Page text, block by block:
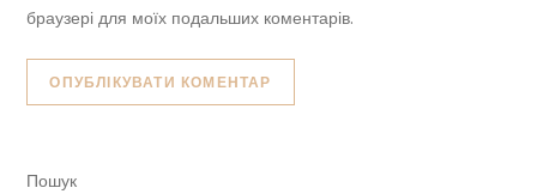
браузері для моїх подальших коментарів.
Пошук